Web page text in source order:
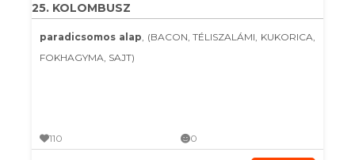
25. KOLOMBUSZ
paradicsomos alap, (BACON, TÉLISZALÁMI, KUKORICA,
FOKHAGYMA, SAJT)
110 0